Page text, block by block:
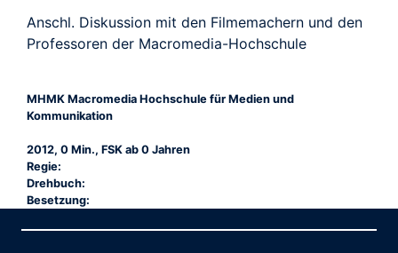
Anschl. Diskussion mit den Filmemachern und den
Professoren der Macromedia-Hochschule
MHMK Macromedia Hochschule für Medien und
Kommunikation
2012, 0 Min., FSK ab 0 Jahren
Regie:
Drehbuch:
Besetzung: